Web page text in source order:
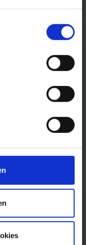
der Dienste
CanvasJS.com